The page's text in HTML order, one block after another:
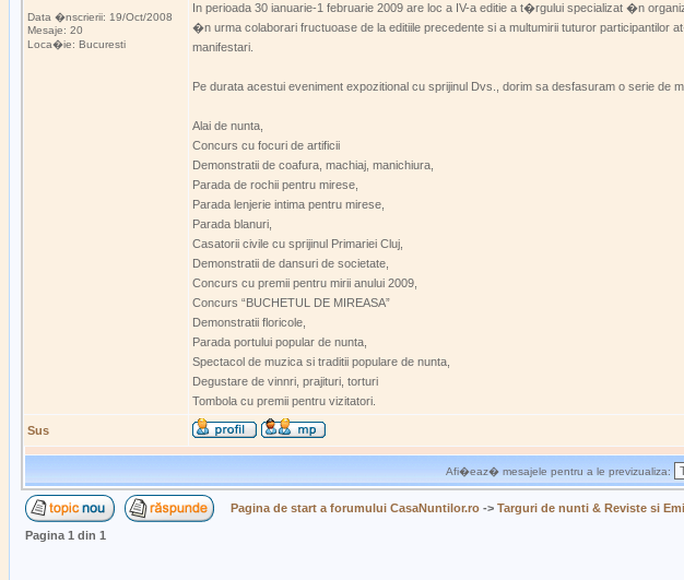
Data �nscrierii: 19/Oct/2008
Mesaje: 20
Loca�ie: Bucuresti
In perioada 30 ianuarie-1 februarie 2009 are loc a IV-a editie a t�rgului specializat �n
�n urma colaborari fructuoase de la editiile precedente si a multumirii tuturor
manifestari.
Pe durata acestui eveniment expozitional cu sprijinul Dvs., dorim sa desfasuram o serie de
Alai de nunta,
Concurs cu focuri de artificii
Demonstratii de coafura, machiaj, manichiura,
Parada de rochii pentru mirese,
Parada lenjerie intima pentru mirese,
Parada blanuri,
Casatorii civile cu sprijinul Primariei Cluj,
Demonstratii de dansuri de societate,
Concurs cu premii pentru mirii anului 2009,
Concurs “BUCHETUL DE MIREASA”
Demonstratii floricole,
Parada portului popular de nunta,
Spectacol de muzica si traditii populare de nunta,
Degustare de vinnri, prajituri, torturi
Tombola cu premii pentru vizitatori.
Sus
Afi�eaz� mesajele pentru a le previzualiza:
Pagina de start a forumului CasaNuntilor.ro -> Targuri de nunti & Reviste si
Pagina 1 din 1